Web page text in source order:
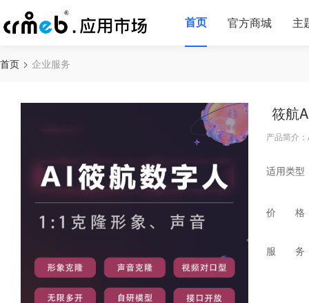
首页 官方商城 主
首页 企业服务
筱航
产品简介
适用类型
价 格
服 务